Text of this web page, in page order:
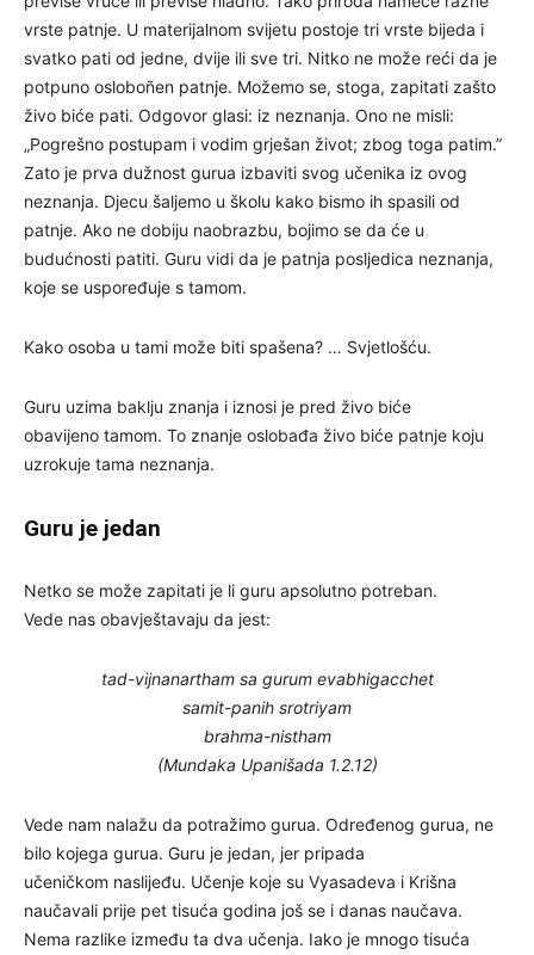
vrste patnje. U materijalnom svijetu postoje tri vrste bijeda i
svatko pati od jedne, dvije ili sve tri. Nitko ne može reći da je
potpuno osloboñen patnje. Možemo se, stoga, zapitati zašto
živo biće pati. Odgovor glasi: iz neznanja. Ono ne misli:
„Pogrešno postupam i vodim grješan život; zbog toga patim.”
Zato je prva dužnost gurua izbaviti svog učenika iz ovog
neznanja. Djecu šaljemo u školu kako bismo ih spasili od
patnje. Ako ne dobiju naobrazbu, bojimo se da će u
budućnosti patiti. Guru vidi da je patnja posljedica neznanja,
koje se uspoređuje s tamom.
Kako osoba u tami može biti spašena? … Svjetlošću.
Guru uzima baklju znanja i iznosi je pred živo biće
obavijeno tamom. To znanje oslobađa živo biće patnje koju
uzrokuje tama neznanja.
Guru je jedan
Netko se može zapitati je li guru apsolutno potreban.
Vede nas obavještavaju da jest:
tad-vijnanartham sa gurum evabhigacchet
samit-panih srotriyam
brahma-nistham
(Mundaka Upanišada 1.2.12)
Vede nam nalažu da potražimo gurua. Određenog gurua, ne
bilo kojega gurua. Guru je jedan, jer pripada
učeničkom naslijeđu. Učenje koje su Vyasadeva i Krišna
naučavali prije pet tisuća godina još se i danas naučava.
Nema razlike između ta dva učenja. Iako je mnogo tisuća